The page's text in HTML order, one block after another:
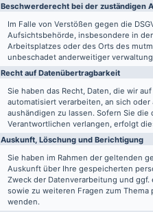
Beschwerde­recht bei der zuständigen
Im Falle von Verstößen gegen die
Aufsichtsbehörde, insbesondere in
Arbeitsplatzes oder des Orts des
unbeschadet anderweitiger
Recht auf Daten­übertrag­barkeit
Sie haben das Recht, Daten, die wir
automatisiert verarbeiten, an sich
aushändigen zu lassen. Sofern Sie
Verantwortlichen verlangen, erfolgt
Auskunft, Löschung und Berichtigung
Sie haben im Rahmen der geltenden
Auskunft über Ihre gespeicherten
Zweck der Datenverarbeitung und
sowie zu weiteren Fragen zum
wenden.